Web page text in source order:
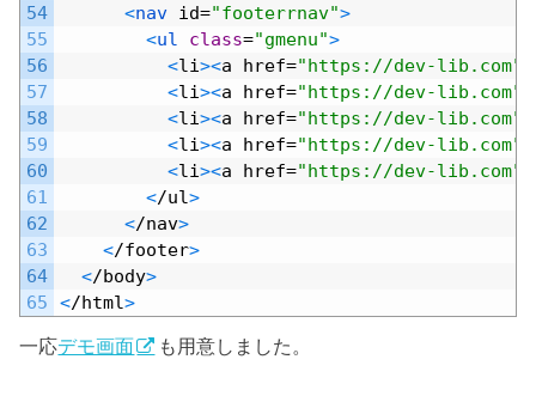
54
55
56
57
58
59
60
61
62
63
64
65
<nav id="footerrnav">
<ul class="gmenu">
<li><a href="https://dev-lib.com"
<li><a href="https://dev-lib.com"
<li><a href="https://dev-lib.com"
<li><a href="https://dev-lib.com"
<li><a href="https://dev-lib.com"
</ul>
</nav>
</footer>
</body>
</html>
一応デモ画面 も用意しました。